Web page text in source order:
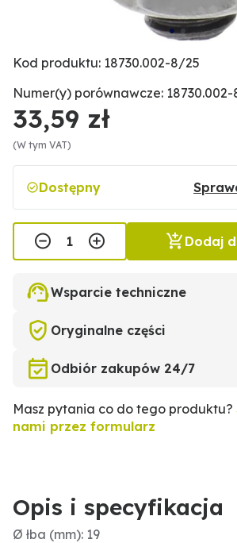
Kod produktu: 18730.002-8/25
Numer(y) porównawcze:
33,59 zł
(W tym VAT)
Dostępny
Dodaj
Wsparcie techniczne
Oryginalne części
Odbiór zakupów 24/7
Masz pytania co do tego produktu?
nami przez formularz
Opis i specyfikacja
Ø łba (mm): 19